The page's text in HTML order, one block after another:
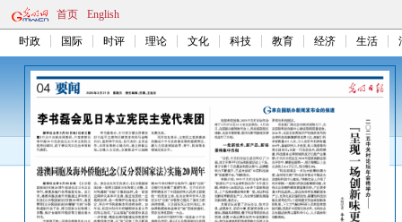
首页 English
时政 国际 时评 理论 文化 科技 教育 经济 生活